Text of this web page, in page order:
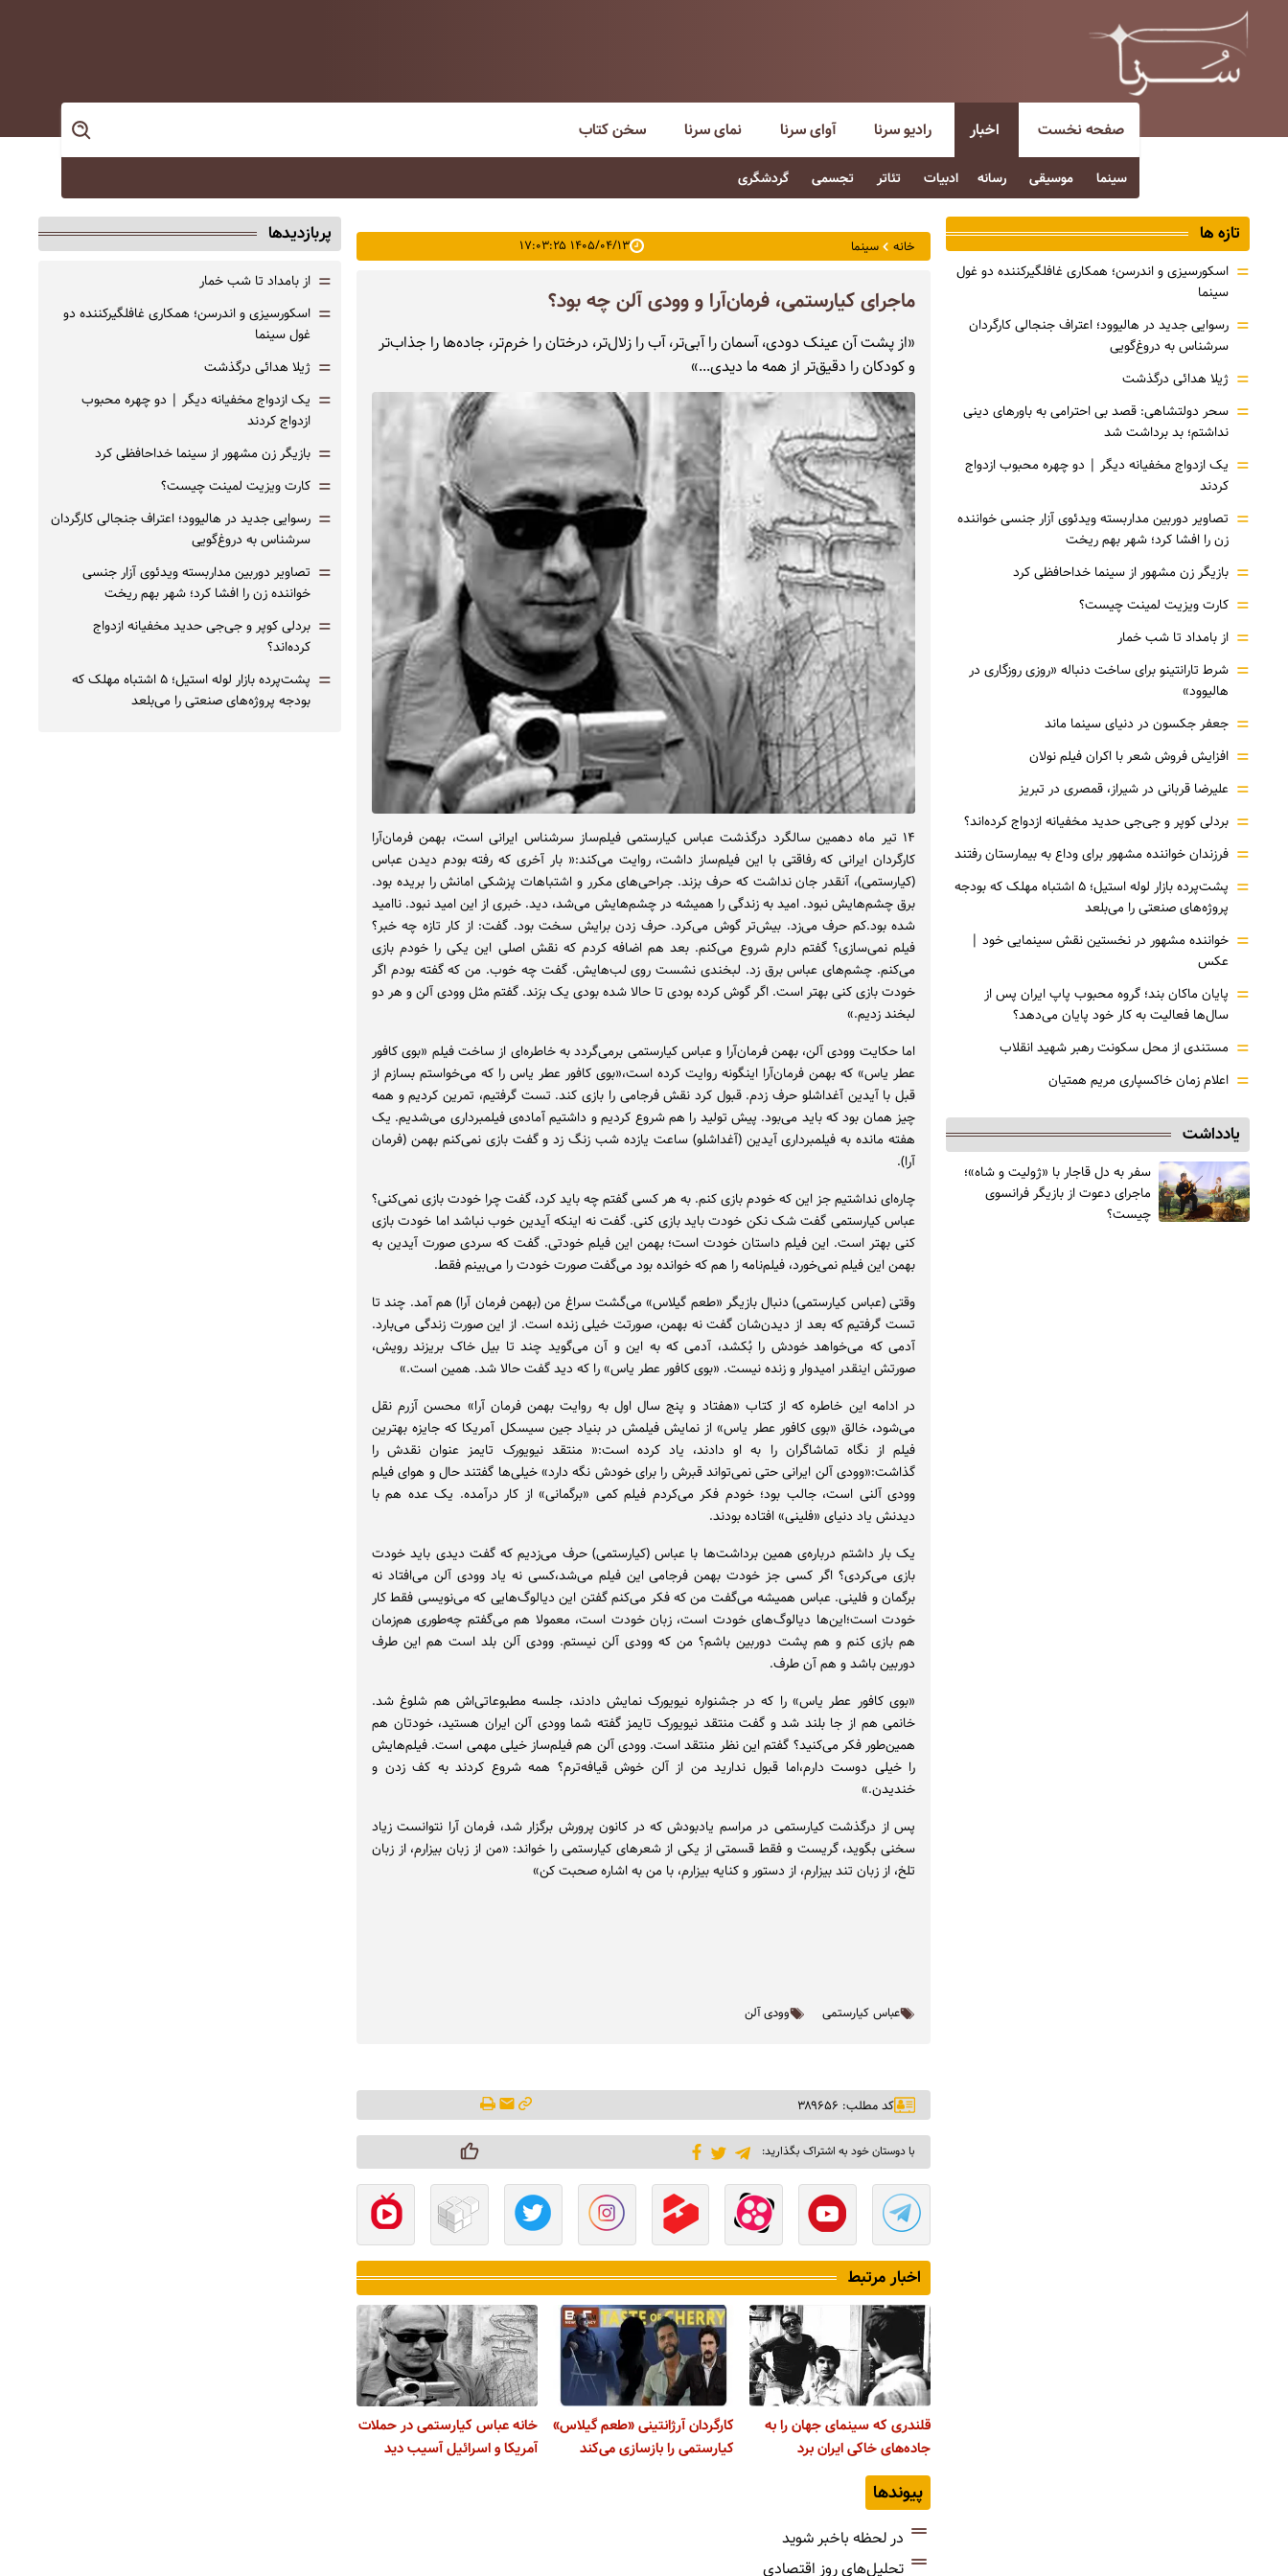
صفحه نخست اخبار
سینما موسیقی رسانه ادبیات تئاتر تجسمی گردشگری
رادیو سرنا آوای سرنا نمای سرنا سخن کتاب
خانه سینما ۱۴۰۵/۰۴/۱۳ ۱۷:۰۳:۲۵
ماجرای کیارستمی، فرمان‌آرا و وودی آلن چه بود؟
«از پشت آن عینک دودی، آسمان را آبی‌تر، آب را زلال‌تر، درختان را خرم‌تر، جاده‌ها را جذاب‌تر
و کودکان را دقیق‌تر از همه ما دیدی...»
۱۴ تیر ماه دهمین سالگرد درگذشت عباس کیارستمی فیلم‌ساز سرشناس ایرانی است، بهمن فرمان‌آرا
کارگردان ایرانی که رفاقتی با این فیلم‌ساز داشت، روایت می‌کند:« بار آخری که رفته بودم دیدن عباس
(کیارستمی)، آنقدر جان نداشت که حرف بزند. جراحی‌های مکرر و اشتباهات پزشکی امانش را بریده بود.
برق چشم‌هایش نبود. امید به زندگی را همیشه در چشم‌هایش می‌شد، دید. خبری از این امید نبود. ناامید
شده بود.کم حرف می‌زد.‌ بیش‌تر گوش می‌کرد. حرف زدن برایش سخت بود. گفت: از کار تازه چه خبر؟
فیلم نمی‌سازی؟ گفتم دارم شروع می‌کنم. بعد هم اضافه کردم که نقش اصلی این یکی را خودم بازی
می‌کنم. چشم‌های عباس برق زد. لبخندی نشست روی لب‌هایش. گفت چه خوب. من که گفته بودم اگر
خودت بازی کنی بهتر است. اگر گوش کرده بودی تا حالا شده بودی یک برَند. گفتم مثل وودی آلن و هر دو
لبخند زدیم.»
اما حکایت وودی آلن، بهمن فرمان‌آرا و عباس کیارستمی برمی‌گردد به خاطره‌ای از ساخت فیلم «بوی کافور
عطر یاس» که بهمن فرمان‌آرا اینگونه روایت کرده است،«بوی کافور عطر یاس را که می‌خواستم بسازم از
قبل با آیدین آغداشلو حرف زدم. قبول کرد نقش فرجامی را بازی کند. تست گرفتیم، تمرین کردیم و همه
چیز همان بود که باید می‌بود. پیش تولید را هم شروع کردیم و داشتیم آماده‌ی فیلمبرداری می‌شدیم. یک
هفته مانده به فیلمبرداری آیدین (آغداشلو) ساعت یازده شب زنگ زد و گفت بازی نمی‌کنم بهمن (فرمان
آرا).
چاره‌ای نداشتیم جز این که خودم بازی کنم. به هر کسی گفتم چه باید کرد، گفت چرا خودت بازی نمی‌کنی؟
عباس کیارستمی گفت شک نکن خودت باید بازی کنی. گفت نه اینکه آیدین خوب نباشد اما خودت بازی
کنی بهتر است. این فیلم داستان خودت است؛ بهمن این فیلم خودتی. گفت که سردی صورت آیدین به
بهمن این فیلم نمی‌خورد، فیلم‌نامه را هم که خوانده بود می‌گفت صورت خودت را می‌بینم فقط.
وقتی (عباس کیارستمی) دنبال بازیگر «طعم گیلاس» می‌گشت سراغ من (بهمن فرمان آرا) هم آمد. چند تا
تست گرفتیم که بعد از دیدن‌شان گفت نه بهمن، صورتت خیلی زنده است. از این صورت زندگی می‌بارد.
آدمی که می‌خواهد خودش را بُکشد، آدمی که به این و آن می‌گوید چند تا بیل خاک بریزند رویش،
صورتش اینقدر امیدوار و زنده نیست. «بوی کافور عطر یاس» را که دید گفت حالا شد. همین است.»
در ادامه این خاطره که از کتاب «هفتاد و پنج سال اول به روایت بهمن فرمان آرا» محسن آزرم نقل
می‌شود، خالق «بوی کافور عطر یاس» از نمایش فیلمش در بنیاد جین سیسکل آمریکا که جایزه بهترین
فیلم از نگاه تماشاگران را به او دادند، یاد کرده است:« منتقد نیویورک تایمز عنوان نقدش را
گذاشت:«وودی آلن ایرانی حتی نمی‌تواند قبرش را برای خودش نگه دارد» خیلی‌ها گفتند حال و هوای فیلم
وودی آلنی است، جالب بود؛ خودم فکر می‌کردم فیلم کمی «برگمانی» از کار درآمده. یک عده هم با
دیدنش یاد دنیای «فلینی» افتاده بودند.
یک بار داشتم درباره‌ی همین برداشت‌ها با عباس (کیارستمی) حرف می‌زدیم که گفت دیدی باید خودت
بازی می‌کردی؟ اگر کسی جز خودت بهمن فرجامی این فیلم می‌شد،کسی نه یاد وودی آلن می‌افتاد نه
برگمان و فلینی. عباس همیشه می‌گفت من که فکر می‌کنم گفتن این دیالوگ‌هایی که می‌نویسی فقط کار
خودت است؛این‌ها دیالوگ‌های خودت است، زبان خودت است، معمولا هم می‌گفتم چه‌طوری هم‌زمان
هم بازی کنم و هم پشت دوربین باشم؟ من که وودی آلن نیستم. وودی آلن بلد است هم این طرف
دوربین باشد و هم آن طرف.
«بوی کافور عطر یاس» را که در جشنواره نیویورک نمایش دادند، جلسه مطبوعاتی‌اش هم شلوغ شد.
خانمی هم از جا بلند شد و گفت منتقد نیویورک تایمز گفته شما وودی آلن ایران هستید، خودتان هم
همین‌طور فکر می‌کنید؟ گفتم این نظر منتقد است. وودی آلن هم فیلم‌ساز خیلی مهمی است. فیلم‌هایش
را خیلی دوست دارم،اما قبول ندارید من از آلن خوش قیافه‌ترم؟ همه شروع کردند به کف زدن و
خندیدن.»
پس از درگذشت کیارستمی در مراسم یادبودش که در کانون پرورش برگزار شد، فرمان آرا نتوانست زیاد
سخنی بگوید، گریست و فقط قسمتی از یکی از شعرهای کیارستمی را خواند: «من از زبان بیزارم، از زبان
تلخ، از زبان تند بیزارم، از دستور و کنایه بیزارم، با من به اشاره صحبت کن»
عباس کیارستمی وودی آلن
کد مطلب: ۳۸۹۶۵۶
با دوستان خود به اشتراک بگذارید:
اخبار مرتبط
قلندری که سینمای جهان را به
جاده‌های خاکی ایران برد
کارگردان آرژانتینی «طعم گیلاس»
کیارستمی را بازسازی می‌کند
خانه عباس کیارستمی در حملات
آمریکا و اسرائیل آسیب دید
پیوندها
در لحظه باخبر شوید
تحلیل‌های روز اقتصادی
تازه ها
= اسکورسیزی و اندرسن؛ همکاری غافلگیرکننده دو غول
سینما
= رسوایی جدید در هالیوود؛ اعتراف جنجالی کارگردان
سرشناس به دروغ‌گویی
= ژیلا هدائی درگذشت
= سحر دولتشاهی: قصد بی احترامی به باورهای دینی
نداشتم؛ بد برداشت شد
= یک ازدواج مخفیانه دیگر | دو چهره محبوب ازدواج
کردند
= تصاویر دوربین مداربسته ویدئوی آزار جنسی خواننده
زن را افشا کرد؛ شهر بهم ریخت
= بازیگر زن مشهور از سینما خداحافظی کرد
= کارت ویزیت لمینت چیست؟
= از بامداد تا شب خمار
= شرط تارانتینو برای ساخت دنباله «روزی روزگاری در
هالیوود»
= جعفر جکسون در دنیای سینما ماند
= افزایش فروش شعر با اکران فیلم نولان
= علیرضا قربانی در شیراز، قمصری در تبریز
= بردلی کوپر و جی‌جی حدید مخفیانه ازدواج کرده‌اند؟
= فرزندان خواننده مشهور برای وداع به بیمارستان رفتند
=
پشت‌پرده بازار لوله استیل؛ ۵ اشتباه مهلک که بودجه
پروژه‌های صنعتی را می‌بلعد
= خواننده مشهور در نخستین نقش سینمایی خود |‌
عکس
= پایان ماکان بند؛ گروه محبوب پاپ ایران پس از
سال‌ها فعالیت به کار خود پایان می‌دهد؟
= مستندی از محل سکونت رهبر شهید انقلاب
= اعلام زمان خاکسپاری مریم همتیان
یادداشت
سفر به دل قاجار با «ژولیت و شاه»؛
ماجرای دعوت از ‌بازیگر فرانسوی
چیست؟
پربازدیدها
= از بامداد تا شب خمار
= اسکورسیزی و اندرسن؛ همکاری غافلگیرکننده دو
غول سینما
= ژیلا هدائی درگذشت
= یک ازدواج مخفیانه دیگر | دو چهره محبوب
ازدواج کردند
= بازیگر زن مشهور از سینما خداحافظی کرد
= کارت ویزیت لمینت چیست؟
= رسوایی جدید در هالیوود؛ اعتراف جنجالی کارگردان
سرشناس به دروغ‌گویی
= تصاویر دوربین مداربسته ویدئوی آزار جنسی
خواننده زن را افشا کرد؛ شهر بهم ریخت
= بردلی کوپر و جی‌جی حدید مخفیانه ازدواج
کرده‌اند؟
=
پشت‌پرده بازار لوله استیل؛ ۵ اشتباه مهلک که
بودجه پروژه‌های صنعتی را می‌بلعد